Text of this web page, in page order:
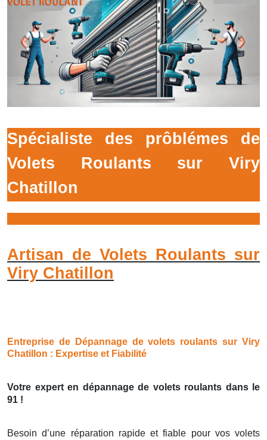
Spécialiste des prôblémes de
Volets Roulants sur Viry
Chatillon
Artisan de Volets Roulants sur
Viry Chatillon
Entreprise de Dépannage de volets roulants sur Viry
Chatillon : Expertise et Fiabilité
Votre expert en dépannage de volets roulants dans le
91 !
Besoin d’une réparation rapide et fiable pour vos volets